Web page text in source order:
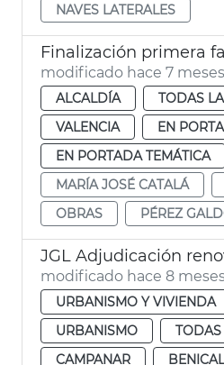
NAVES LATERALES
modificado hace 7 meses
ALCALDÍA
TODAS
VALENCIA
EN
EN PORTADA TEMÁTICA
MARÍA JOSÉ CATALÁ
OBRAS
PÉREZ
modificado hace 8
URBANISMO Y VIVIENDA
URBANISMO
CAMPANAR